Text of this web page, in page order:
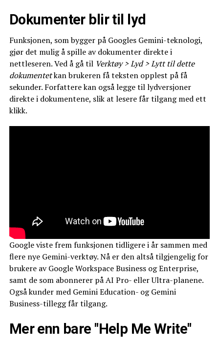
Dokumenter blir til lyd
Funksjonen, som bygger på Googles Gemini-teknologi,
gjør det mulig å spille av dokumenter direkte i
nettleseren. Ved å gå til Verktøy > Lyd > Lytt til dette
dokumentetkan brukeren få teksten opplest på få
sekunder. Forfattere kan også legge til lydversjoner
direkte i dokumentene, slik at lesere får tilgang med ett
klikk.
Google viste frem funksjonen tidligere i år sammen med
flere nye Gemini-verktøy. Nå er den altså tilgjengelig for
brukere av Google Workspace Business og Enterprise,
samt de som abonnerer på AI Pro- eller Ultra-planene.
Også kunder med Gemini Education- og Gemini
Business-tillegg får tilgang.
Mer enn bare "Help Me Write"